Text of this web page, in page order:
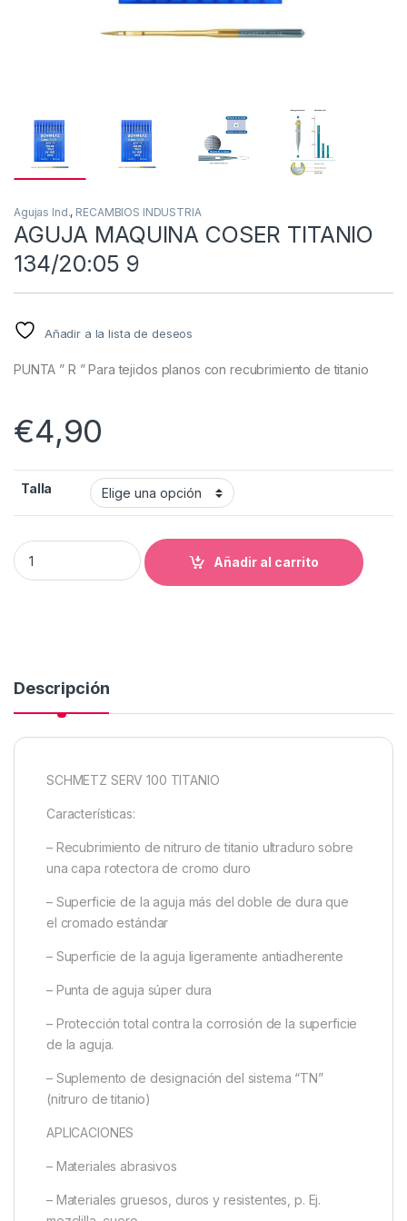
Agujas Ind., RECAMBIOS INDUSTRIA
AGUJA MAQUINA COSER TITANIO
134/20:05 9
Añadir a la lista de deseos
PUNTA ” R ” Para tejidos planos con recubrimiento de titanio
€4,90
Talla
AGUJA MAQUINA COSER TITANIO 134/20:05 9 quantity
Añadir al carrito
Descripción
SCHMETZ SERV 100 TITANIO
Características:
– Recubrimiento de nitruro de titanio ultraduro sobre
una capa rotectora de cromo duro
– Superficie de la aguja más del doble de dura que
el cromado estándar
– Superficie de la aguja ligeramente antiadherente
– Punta de aguja súper dura
– Protección total contra la corrosión de la superficie
de la aguja.
– Suplemento de designación del sistema “TN”
(nitruro de titanio)
APLICACIONES
– Materiales abrasivos
– Materiales gruesos, duros y resistentes, p. Ej.